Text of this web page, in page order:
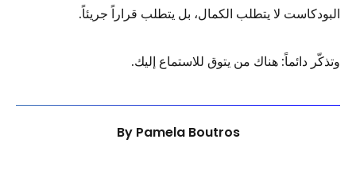
البودكاست لا يتطلب الكمال، بل يتطلب قراراً جريئاً.
وتذكّر دائماً: هناك من يتوق للاستماع إليك.
By Pamela Boutros